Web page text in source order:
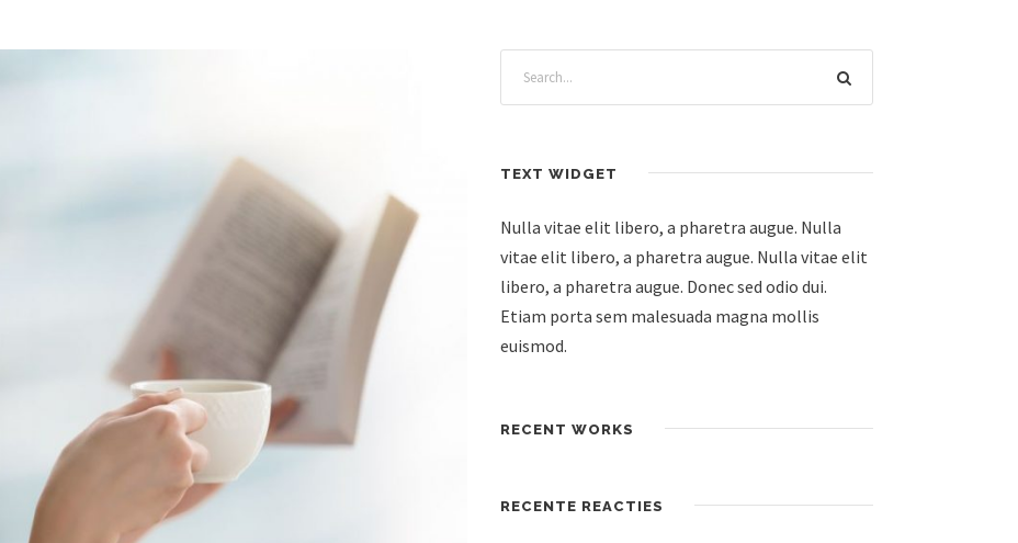
TEXT WIDGET
Nulla vitae elit libero, a pharetra augue. Nulla
vitae elit libero, a pharetra augue. Nulla vitae elit
libero, a pharetra augue. Donec sed odio dui.
Etiam porta sem malesuada magna mollis
euismod.
RECENT WORKS
RECENTE REACTIES